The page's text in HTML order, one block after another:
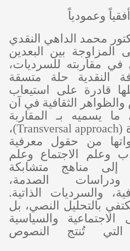
وعمودياً
محمد الداهي النقدي
المزاوجة بين البعدين
في مقاربته للسرديات،
النقدية حلة متسقة
قادرة على استيعاب
الثقافية في آن
ما يسميه بـ المقاربة
(
Transversal approach)،
من حقول معرفية
وعلم الاجتماع وعلم
إلى مناهج متشابكة
ودراسات الصدمة،
والسرديات الذاتية.
بالتحليل النصي، بل
الاجتماعية والسياسية
التي تُنتج النصوص